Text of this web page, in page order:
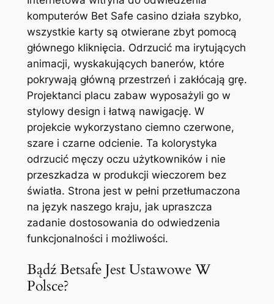
komputerów Bet Safe casino działa szybko,
wszystkie karty są otwierane zbyt pomocą
głównego kliknięcia. Odrzucić ma irytujących
animacji, wyskakujących banerów, które
pokrywają główną przestrzeń i zakłócają grę.
Projektanci placu zabaw wyposażyli go w
stylowy design i łatwą nawigację. W
projekcie wykorzystano ciemno czerwone,
szare i czarne odcienie. Ta kolorystyka
odrzucić męczy oczu użytkowników i nie
przeszkadza w produkcji wieczorem bez
światła. Strona jest w pełni przetłumaczona
na język naszego kraju, jak upraszcza
zadanie dostosowania do odwiedzenia
funkcjonalności i możliwości.
Bądź Betsafe Jest Ustawowe W
Polsce?